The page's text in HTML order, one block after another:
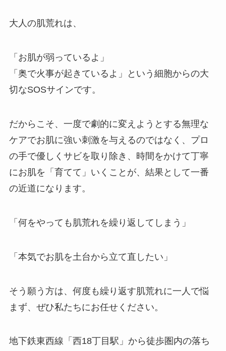
大人の肌荒れは、
「お肌が弱っているよ」
「奥で火事が起きているよ」という細胞からの大
切なSOSサインです。
だからこそ、一度で劇的に変えようとする無理な
ケアでお肌に強い刺激を与えるのではなく、プロ
の手で優しくサビを取り除き、時間をかけて丁寧
にお肌を「育てて」いくことが、結果として一番
の近道になります。
「何をやっても肌荒れを繰り返してしまう」
「本気でお肌を土台から立て直したい」
そう願う方は、何度も繰り返す肌荒れに一人で悩
まず、ぜひ私たちにお任せください。
地下鉄東西線「西18丁目駅」から徒歩圏内の落ち